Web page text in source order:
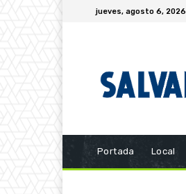
jueves, agosto 6, 2026
Portada Local